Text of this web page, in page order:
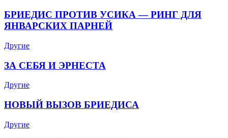
БРИЕДИС ПРОТИВ УСИКА — РИНГ ДЛЯ
ЯНВАРСКИХ ПАРНЕЙ
Другие
ЗА СЕБЯ И ЭРНЕСТА
Другие
НОВЫЙ ВЫЗОВ БРИЕДИСА
Другие